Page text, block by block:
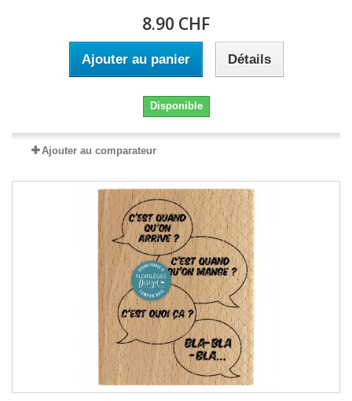
8.90 CHF
Ajouter au panier Détails
Disponible
Ajouter au comparateur